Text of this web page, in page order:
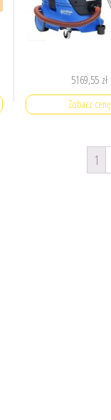
5169,55 zł
Zobacz cenę
1